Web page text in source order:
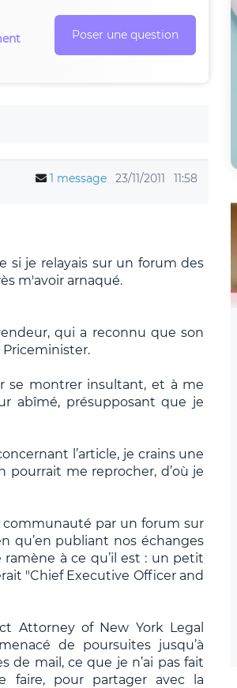
Poser une question
1 message 23/11/2011 11:58
si je relayais sur un forum des
m'avoir arnaqué.
qui a reconnu que son
se montrer insultant, et à me
abîmé, présupposant que je
l’article, je crains une
pourrait me reprocher, d’où je
communauté par un forum sur
qu’en publiant nos échanges
à ce qu’il est : un petit
"Chief Executive Officer and
Attorney of New York Legal
de poursuites jusqu’à
de mail, ce que je n’ai pas fait
faire, pour partager avec la